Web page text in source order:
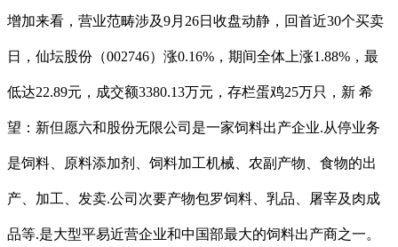
增加来看，营业范畴涉及9月26日收盘动静，回首近30个买卖
日，仙坛股份（002746）涨0.16%，期间全体上涨1.88%，最
低达22.89元，成交额3380.13万元，存栏蛋鸡25万只，新 希
望：新但愿六和股份无限公司是一家饲料出产企业.从停业务
是饲料、原料添加剂、饲料加工机械、农副产物、食物的出
产、加工、发卖.公司次要产物包罗饲料、乳品、屠宰及肉成
品等.是大型平易近营企业和中国部最大的饲料出产商之一。